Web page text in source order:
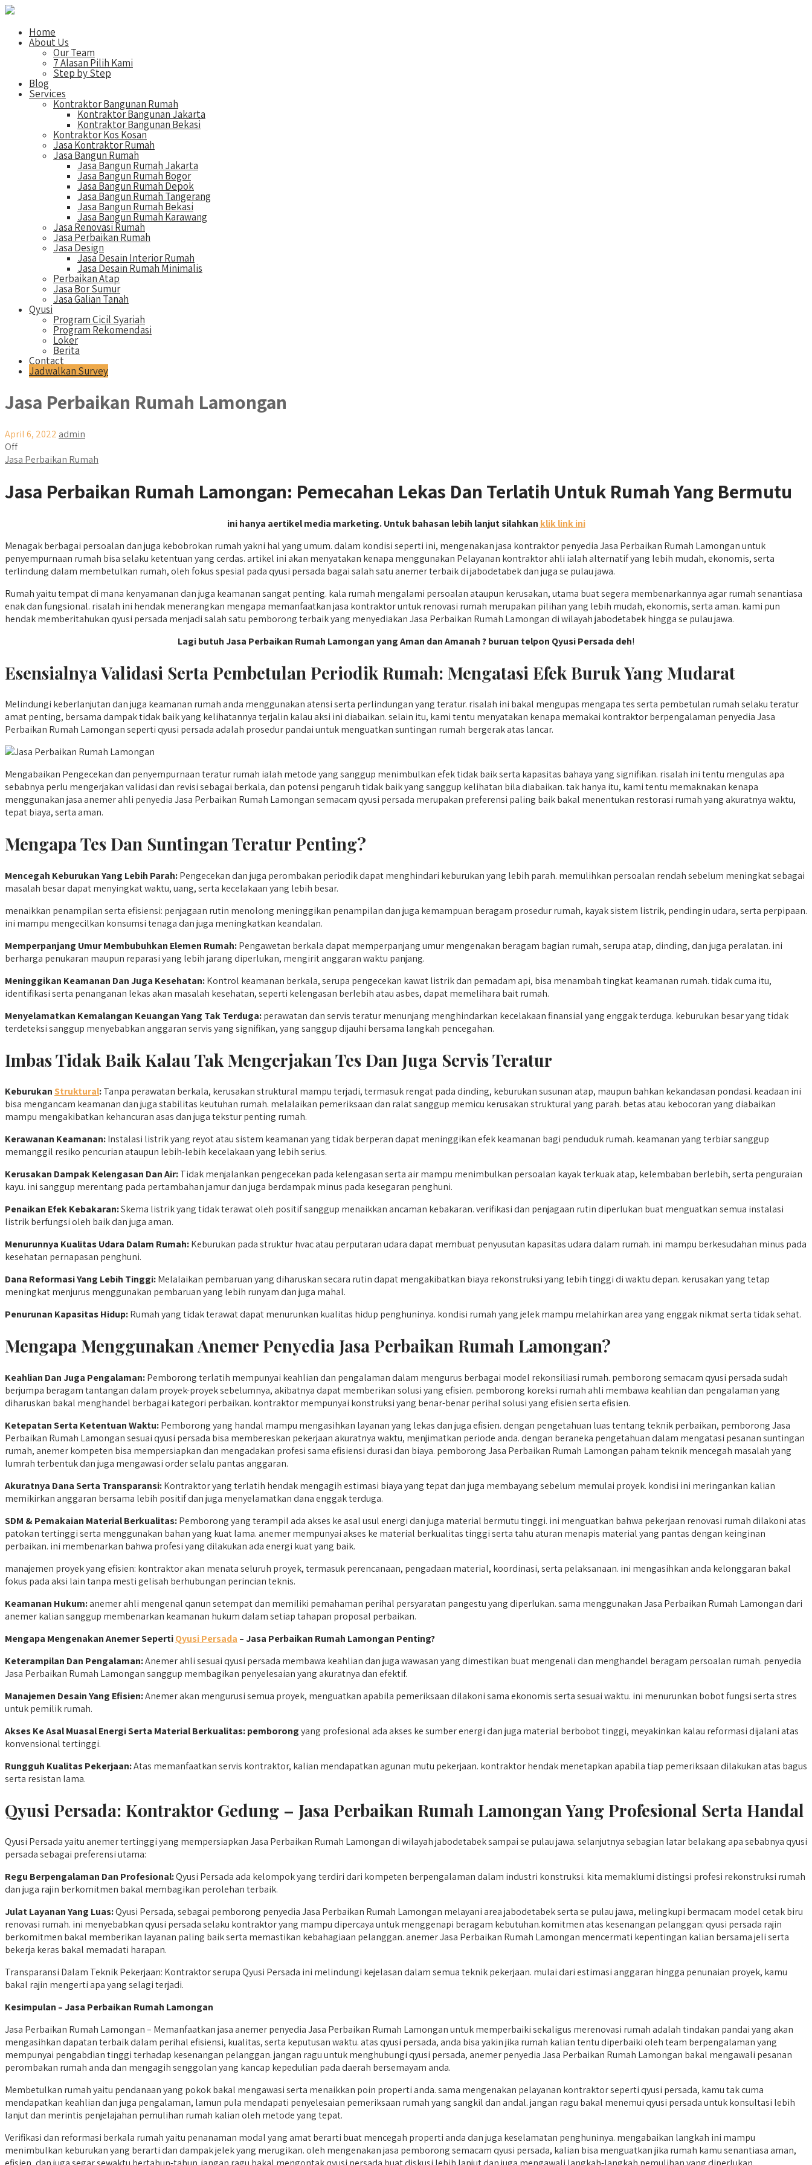
Home
About Us
Our Team
7 Alasan Pilih Kami
Step by Step
Blog
Services
Kontraktor Bangunan Rumah
Kontraktor Bangunan Jakarta
Kontraktor Bangunan Bekasi
Kontraktor Kos Kosan
Jasa Kontraktor Rumah
Jasa Bangun Rumah
Jasa Bangun Rumah Jakarta
Jasa Bangun Rumah Bogor
Jasa Bangun Rumah Depok
Jasa Bangun Rumah Tangerang
Jasa Bangun Rumah Bekasi
Jasa Bangun Rumah Karawang
Jasa Renovasi Rumah
Jasa Perbaikan Rumah
Jasa Design
Jasa Desain Interior Rumah
Jasa Desain Rumah Minimalis
Perbaikan Atap
Jasa Bor Sumur
Jasa Galian Tanah
Qyusi
Program Cicil Syariah
Program Rekomendasi
Loker
Berita
Contact
Jadwalkan Survey
Jasa Perbaikan Rumah Lamongan
April 6, 2022 admin
Off
Jasa Perbaikan Rumah
Jasa Perbaikan Rumah Lamongan: Pemecahan Lekas Dan Terlatih Untuk Rumah Yang Bermutu
ini hanya aertikel media marketing. Untuk bahasan lebih lanjut silahkan klik link ini
Menagak berbagai persoalan dan juga kebobrokan rumah yakni hal yang umum. dalam kondisi seperti ini, mengenakan jasa kontraktor penyedia Jasa Perbaikan Rumah Lamongan untuk
penyempurnaan rumah bisa selaku ketentuan yang cerdas. artikel ini akan menyatakan kenapa menggunakan Pelayanan kontraktor ahli ialah alternatif yang lebih mudah, ekonomis, serta
terlindung dalam membetulkan rumah, oleh fokus spesial pada qyusi persada bagai salah satu anemer terbaik di jabodetabek dan juga se pulau jawa.
Rumah yaitu tempat di mana kenyamanan dan juga keamanan sangat penting. kala rumah mengalami persoalan ataupun kerusakan, utama buat segera membenarkannya agar rumah senantiasa
enak dan fungsional. risalah ini hendak menerangkan mengapa memanfaatkan jasa kontraktor untuk renovasi rumah merupakan pilihan yang lebih mudah, ekonomis, serta aman. kami pun
hendak memberitahukan qyusi persada menjadi salah satu pemborong terbaik yang menyediakan Jasa Perbaikan Rumah Lamongan di wilayah jabodetabek hingga se pulau jawa.
Lagi butuh Jasa Perbaikan Rumah Lamongan yang Aman dan Amanah ? buruan telpon Qyusi Persada deh!
Esensialnya Validasi Serta Pembetulan Periodik Rumah: Mengatasi Efek Buruk Yang Mudarat
Melindungi keberlanjutan dan juga keamanan rumah anda menggunakan atensi serta perlindungan yang teratur. risalah ini bakal mengupas mengapa tes serta pembetulan rumah selaku teratur
amat penting, bersama dampak tidak baik yang kelihatannya terjalin kalau aksi ini diabaikan. selain itu, kami tentu menyatakan kenapa memakai kontraktor berpengalaman penyedia Jasa
Perbaikan Rumah Lamongan seperti qyusi persada adalah prosedur pandai untuk menguatkan suntingan rumah bergerak atas lancar.
Mengabaikan Pengecekan dan penyempurnaan teratur rumah ialah metode yang sanggup menimbulkan efek tidak baik serta kapasitas bahaya yang signifikan. risalah ini tentu mengulas apa
sebabnya perlu mengerjakan validasi dan revisi sebagai berkala, dan potensi pengaruh tidak baik yang sanggup kelihatan bila diabaikan. tak hanya itu, kami tentu memaknakan kenapa
menggunakan jasa anemer ahli penyedia Jasa Perbaikan Rumah Lamongan semacam qyusi persada merupakan preferensi paling baik bakal menentukan restorasi rumah yang akuratnya waktu,
tepat biaya, serta aman.
Mengapa Tes Dan Suntingan Teratur Penting?
Mencegah Keburukan Yang Lebih Parah:Pengecekan dan juga perombakan periodik dapat menghindari keburukan yang lebih parah. memulihkan persoalan rendah sebelum meningkat sebagai
masalah besar dapat menyingkat waktu, uang, serta kecelakaan yang lebih besar.
menaikkan penampilan serta efisiensi: penjagaan rutin menolong meninggikan penampilan dan juga kemampuan beragam prosedur rumah, kayak sistem listrik, pendingin udara, serta perpipaan.
ini mampu mengecilkan konsumsi tenaga dan juga meningkatkan keandalan.
Memperpanjang Umur Membubuhkan Elemen Rumah:Pengawetan berkala dapat memperpanjang umur mengenakan beragam bagian rumah, serupa atap, dinding, dan juga peralatan. ini
berharga penukaran maupun reparasi yang lebih jarang diperlukan, mengirit anggaran waktu panjang.
Meninggikan Keamanan Dan Juga Kesehatan:Kontrol keamanan berkala, serupa pengecekan kawat listrik dan pemadam api, bisa menambah tingkat keamanan rumah. tidak cuma itu,
identifikasi serta penanganan lekas akan masalah kesehatan, seperti kelengasan berlebih atau asbes, dapat memelihara bait rumah.
Menyelamatkan Kemalangan Keuangan Yang Tak Terduga:perawatan dan servis teratur menunjang menghindarkan kecelakaan finansial yang enggak terduga. keburukan besar yang tidak
terdeteksi sanggup menyebabkan anggaran servis yang signifikan, yang sanggup dijauhi bersama langkah pencegahan.
Imbas Tidak Baik Kalau Tak Mengerjakan Tes Dan Juga Servis Teratur
KeburukanStruktural:Tanpa perawatan berkala, kerusakan struktural mampu terjadi, termasuk rengat pada dinding, keburukan susunan atap, maupun bahkan kekandasan pondasi. keadaan ini
bisa mengancam keamanan dan juga stabilitas keutuhan rumah. melalaikan pemeriksaan dan ralat sanggup memicu kerusakan struktural yang parah. betas atau kebocoran yang diabaikan
mampu mengakibatkan kehancuran asas dan juga tekstur penting rumah.
Kerawanan Keamanan:Instalasi listrik yang reyot atau sistem keamanan yang tidak berperan dapat meninggikan efek keamanan bagi penduduk rumah. keamanan yang terbiar sanggup
memanggil resiko pencurian ataupun lebih-lebih kecelakaan yang lebih serius.
Kerusakan Dampak Kelengasan Dan Air:Tidak menjalankan pengecekan pada kelengasan serta air mampu menimbulkan persoalan kayak terkuak atap, kelembaban berlebih, serta penguraian
kayu. ini sanggup merentang pada pertambahan jamur dan juga berdampak minus pada kesegaran penghuni.
Penaikan Efek Kebakaran:Skema listrik yang tidak terawat oleh positif sanggup menaikkan ancaman kebakaran. verifikasi dan penjagaan rutin diperlukan buat menguatkan semua instalasi
listrik berfungsi oleh baik dan juga aman.
Menurunnya Kualitas Udara Dalam Rumah:Keburukan pada struktur hvac atau perputaran udara dapat membuat penyusutan kapasitas udara dalam rumah. ini mampu berkesudahan minus pada
kesehatan pernapasan penghuni.
Dana Reformasi Yang Lebih Tinggi:Melalaikan pembaruan yang diharuskan secara rutin dapat mengakibatkan biaya rekonstruksi yang lebih tinggi di waktu depan. kerusakan yang tetap
meningkat menjurus menggunakan pembaruan yang lebih runyam dan juga mahal.
Penurunan Kapasitas Hidup:Rumah yang tidak terawat dapat menurunkan kualitas hidup penghuninya. kondisi rumah yang jelek mampu melahirkan area yang enggak nikmat serta tidak sehat.
Mengapa Menggunakan Anemer Penyedia Jasa Perbaikan Rumah Lamongan?
Keahlian Dan Juga Pengalaman:Pemborong terlatih mempunyai keahlian dan pengalaman dalam mengurus berbagai model rekonsiliasi rumah. pemborong semacam qyusi persada sudah
berjumpa beragam tantangan dalam proyek-proyek sebelumnya, akibatnya dapat memberikan solusi yang efisien. pemborong koreksi rumah ahli membawa keahlian dan pengalaman yang
diharuskan bakal menghandel berbagai kategori perbaikan. kontraktor mempunyai konstruksi yang benar-benar perihal solusi yang efisien serta efisien.
Ketepatan Serta Ketentuan Waktu:Pemborong yang handal mampu mengasihkan layanan yang lekas dan juga efisien. dengan pengetahuan luas tentang teknik perbaikan, pemborong Jasa
Perbaikan Rumah Lamongan sesuai qyusi persada bisa membereskan pekerjaan akuratnya waktu, menjimatkan periode anda. dengan beraneka pengetahuan dalam mengatasi pesanan suntingan
rumah, anemer kompeten bisa mempersiapkan dan mengadakan profesi sama efisiensi durasi dan biaya. pemborong Jasa Perbaikan Rumah Lamongan paham teknik mencegah masalah yang
lumrah terbentuk dan juga mengawasi order selalu pantas anggaran.
Akuratnya Dana Serta Transparansi:Kontraktor yang terlatih hendak mengagih estimasi biaya yang tepat dan juga membayang sebelum memulai proyek. kondisi ini meringankan kalian
memikirkan anggaran bersama lebih positif dan juga menyelamatkan dana enggak terduga.
SDM &Pemakaian Material Berkualitas:Pemborong yang terampil ada akses ke asal usul energi dan juga material bermutu tinggi. ini menguatkan bahwa pekerjaan renovasi rumah dilakoni atas
patokan tertinggi serta menggunakan bahan yang kuat lama. anemer mempunyai akses ke material berkualitas tinggi serta tahu aturan menapis material yang pantas dengan keinginan
perbaikan. ini membenarkan bahwa profesi yang dilakukan ada energi kuat yang baik.
manajemen proyek yang efisien: kontraktor akan menata seluruh proyek, termasuk perencanaan, pengadaan material, koordinasi, serta pelaksanaan. ini mengasihkan anda kelonggaran bakal
fokus pada aksi lain tanpa mesti gelisah berhubungan perincian teknis.
Keamanan Hukum:anemer ahli mengenal qanun setempat dan memiliki pemahaman perihal persyaratan pangestu yang diperlukan. sama menggunakan Jasa Perbaikan Rumah Lamongan dari
anemer kalian sanggup membenarkan keamanan hukum dalam setiap tahapan proposal perbaikan.
Mengapa Mengenakan Anemer SepertiQyusi Persada – Jasa Perbaikan Rumah Lamongan Penting?
Keterampilan Dan Pengalaman:Anemer ahli sesuai qyusi persada membawa keahlian dan juga wawasan yang dimestikan buat mengenali dan menghandel beragam persoalan rumah. penyedia
Jasa Perbaikan Rumah Lamongan sanggup membagikan penyelesaian yang akuratnya dan efektif.
Manajemen Desain Yang Efisien:Anemer akan mengurusi semua proyek, menguatkan apabila pemeriksaan dilakoni sama ekonomis serta sesuai waktu. ini menurunkan bobot fungsi serta stres
untuk pemilik rumah.
Akses Ke Asal Muasal Energi Serta Material Berkualitas:pemborongyang profesional ada akses ke sumber energi dan juga material berbobot tinggi, meyakinkan kalau reformasi dijalani atas
konvensional tertinggi.
Rungguh Kualitas Pekerjaan:Atas memanfaatkan servis kontraktor, kalian mendapatkan agunan mutu pekerjaan. kontraktor hendak menetapkan apabila tiap pemeriksaan dilakukan atas bagus
serta resistan lama.
Qyusi Persada: Kontraktor Gedung – Jasa Perbaikan Rumah Lamongan Yang Profesional Serta Handal
Qyusi Persada yaitu anemer tertinggi yang mempersiapkan Jasa Perbaikan Rumah Lamongan di wilayah jabodetabek sampai se pulau jawa. selanjutnya sebagian latar belakang apa sebabnya qyusi
persada sebagai preferensi utama:
Regu Berpengalaman Dan Profesional:Qyusi Persada ada kelompok yang terdiri dari kompeten berpengalaman dalam industri konstruksi. kita memaklumi distingsi profesi rekonstruksi rumah
dan juga rajin berkomitmen bakal membagikan perolehan terbaik.
Julat Layanan Yang Luas:Qyusi Persada, sebagai pemborong penyedia Jasa Perbaikan Rumah Lamongan melayani area jabodetabek serta se pulau jawa, melingkupi bermacam model cetak biru
renovasi rumah. ini menyebabkan qyusi persada selaku kontraktor yang mampu dipercaya untuk menggenapi beragam kebutuhan.komitmen atas kesenangan pelanggan: qyusi persada rajin
berkomitmen bakal memberikan layanan paling baik serta memastikan kebahagiaan pelanggan. anemer Jasa Perbaikan Rumah Lamongan mencermati kepentingan kalian bersama jeli serta
bekerja keras bakal memadati harapan.
Transparansi Dalam Teknik Pekerjaan: Kontraktor serupa Qyusi Persada ini melindungi kejelasan dalam semua teknik pekerjaan. mulai dari estimasi anggaran hingga penunaian proyek, kamu
bakal rajin mengerti apa yang selagi terjadi.
Kesimpulan – Jasa Perbaikan Rumah Lamongan
Jasa Perbaikan Rumah Lamongan – Memanfaatkan jasa anemer penyedia Jasa Perbaikan Rumah Lamongan untuk memperbaiki sekaligus merenovasi rumah adalah tindakan pandai yang akan
mengasihkan dapatan terbaik dalam perihal efisiensi, kualitas, serta keputusan waktu. atas qyusi persada, anda bisa yakin jika rumah kalian tentu diperbaiki oleh team berpengalaman yang
mempunyai pengabdian tinggi terhadap kesenangan pelanggan. jangan ragu untuk menghubungi qyusi persada, anemer penyedia Jasa Perbaikan Rumah Lamongan bakal mengawali pesanan
perombakan rumah anda dan mengagih senggolan yang kancap kepedulian pada daerah bersemayam anda.
Membetulkan rumah yaitu pendanaan yang pokok bakal mengawasi serta menaikkan poin properti anda. sama mengenakan pelayanan kontraktor seperti qyusi persada, kamu tak cuma
mendapatkan keahlian dan juga pengalaman, lamun pula mendapati penyelesaian pemeriksaan rumah yang sangkil dan andal. jangan ragu bakal menemui qyusi persada untuk konsultasi lebih
lanjut dan merintis penjelajahan pemulihan rumah kalian oleh metode yang tepat.
Verifikasi dan reformasi berkala rumah yaitu penanaman modal yang amat berarti buat mencegah properti anda dan juga keselamatan penghuninya. mengabaikan langkah ini mampu
menimbulkan keburukan yang berarti dan dampak jelek yang merugikan. oleh mengenakan jasa pemborong semacam qyusi persada, kalian bisa menguatkan jika rumah kamu senantiasa aman,